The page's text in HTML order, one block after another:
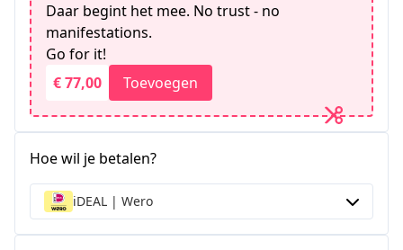
Daar begint het mee. No trust - no
manifestations.
Go for it!
€ 77,00
Toevoegen
Hoe wil je betalen?
iDEAL | Wero